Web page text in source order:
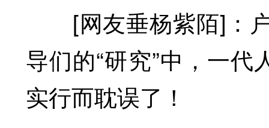
[网友垂杨紫陌]：户
导们的“研究”中，一代
实行而耽误了！